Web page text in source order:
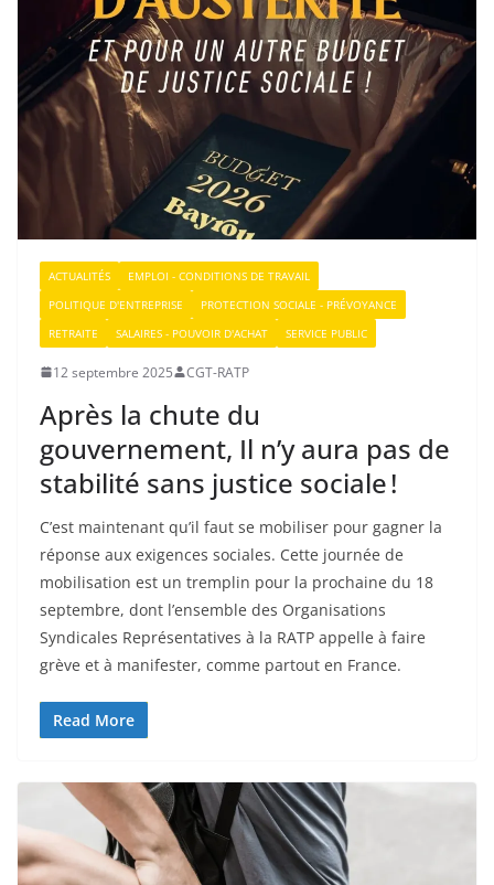
ACTUALITÉS
EMPLOI - CONDITIONS DE TRAVAIL
POLITIQUE D'ENTREPRISE
PROTECTION SOCIALE - PRÉVOYANCE
RETRAITE
SALAIRES - POUVOIR D'ACHAT SERVICE PUBLIC
12 septembre 2025 CGT-RATP
Après la chute du
gouvernement, Il n’y aura pas de
stabilité sans justice sociale !
C’est maintenant qu’il faut se mobiliser pour gagner la
réponse aux exigences sociales. Cette journée de
mobilisation est un tremplin pour la prochaine du 18
septembre, dont l’ensemble des Organisations
Syndicales Représentatives à la RATP appelle à faire
grève et à manifester, comme partout en France.
Read More